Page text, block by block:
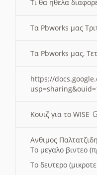
Τι θα ηθελα
Τα Pbworks μας
Τα Pbworks μας,
https://
Κουιζ για το WISE
Ανθιμος
Το μεγαλο βιντεο
Το δευτερο